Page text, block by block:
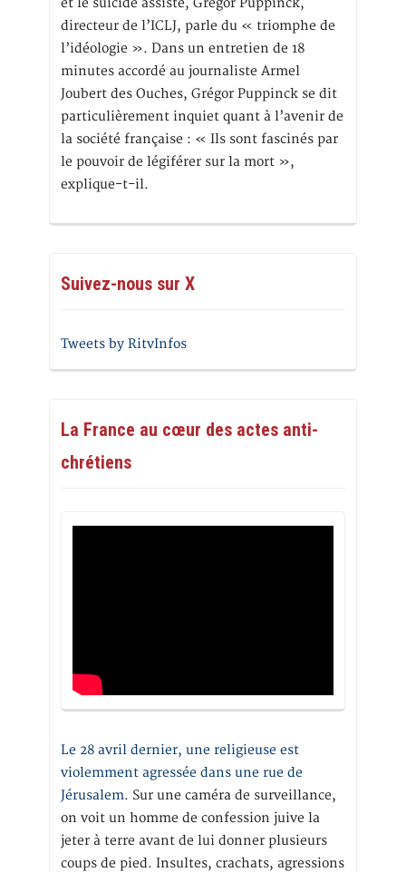
directeur de l’ICLJ, parle du « triomphe de
l’idéologie ». Dans un entretien de 18
minutes accordé au journaliste Armel
Joubert des Ouches, Grégor Puppinck se dit
particulièrement inquiet quant à l’avenir de
la société française : « Ils sont fascinés par
le pouvoir de légiférer sur la mort »,
explique-t-il.
Suivez-nous sur X
Tweets by RitvInfos
La France au cœur des actes anti-
chrétiens
Le 28 avril dernier, une religieuse est
violemment agressée dans une rue de
Jérusalem. Sur une caméra de surveillance,
on voit un homme de confession juive la
jeter à terre avant de lui donner plusieurs
coups de pied. Insultes, crachats, agressions